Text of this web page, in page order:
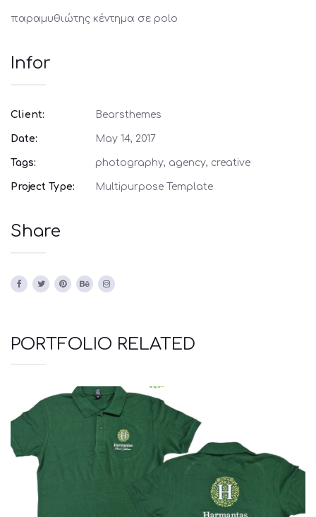
παραμυθιώτης κέντημα σε polo
Infor
Client: Bearsthemes
Date: May 14, 2017
Tags: photography, agency, creative
Project Type: Multipurpose Template
Share
PORTFOLIO RELATED